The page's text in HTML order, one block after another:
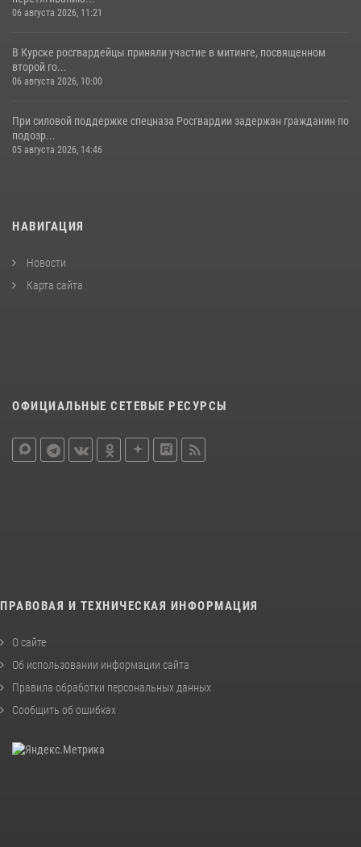
06 августа 2026, 11:21
В Курске росгвардейцы приняли участие в митинге, посвященном
второй го...
06 августа 2026, 10:00
При силовой поддержке спецназа Росгвардии задержан гражданин по
подозр...
05 августа 2026, 14:46
НАВИГАЦИЯ
Новости
Карта сайта
ОФИЦИАЛЬНЫЕ СЕТЕВЫЕ РЕСУРСЫ
ПРАВОВАЯ И ТЕХНИЧЕСКАЯ ИНФОРМАЦИЯ
О сайте
Об использовании информации сайта
Правила обработки персональных данных
Сообщить об ошибках